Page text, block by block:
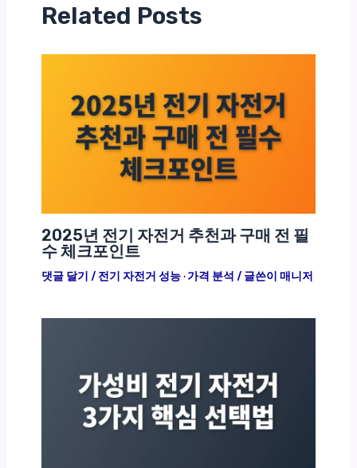
Related Posts
2025년 전기 자전거 추천과 구매 전 필
수 체크포인트
댓글 달기 / 전기 자전거 성능 · 가격 분석 / 글쓴이 매니저